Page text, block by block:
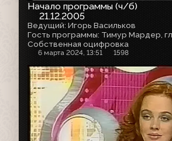
Начало программы (ч/б)
21.12.2005
Ведущий: Игорь Васильков
Собственная оцифровка
6 марта 2024, 13:51 1598